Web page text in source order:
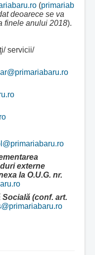
(primariab
deoarece se va
finele anului 2018).
servicii/
externe
la O.U.G. nr.
(conf. art.